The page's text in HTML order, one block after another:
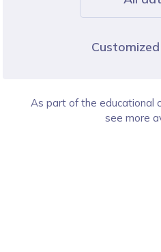
As part of the educational
see more